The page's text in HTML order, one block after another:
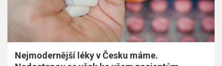
Nejmodernější léky v Česku máme.